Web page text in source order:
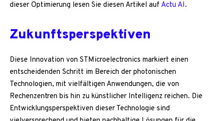
dieser Optimierung lesen Sie diesen Artikel auf Actu AI.
Zukunftsperspektiven
Diese Innovation von STMicroelectronics markiert einen
entscheidenden Schritt im Bereich der photonischen
Technologien, mit vielfältigen Anwendungen, die von
Rechenzentren bis hin zu künstlicher Intelligenz reichen. Die
Entwicklungsperspektiven dieser Technologie sind